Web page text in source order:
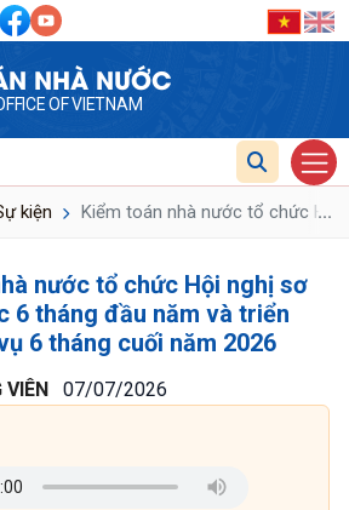
NHÀ NƯỚC
OF VIETNAM
kiện Kiểm toán nhà nước tổ chức Hội
...
nước tổ chức Hội nghị sơ
6 tháng đầu năm và triển
6 tháng cuối năm 2026
VIÊN 07/07/2026